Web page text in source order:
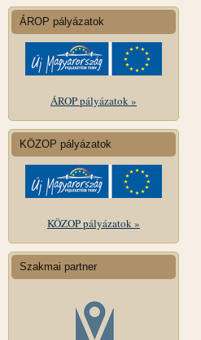
ÁROP pályázatok
ÁROP pályázatok »
KÖZOP pályázatok
KÖZOP pályázatok »
Szakmai partner